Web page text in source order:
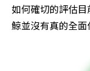
如何確切的評估
鯨並沒有真的全面